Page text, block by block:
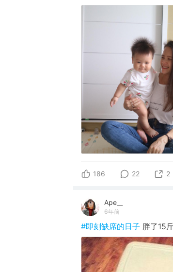
186 22 2
Ape__
6年前
#即刻缺席的日子 胖了15